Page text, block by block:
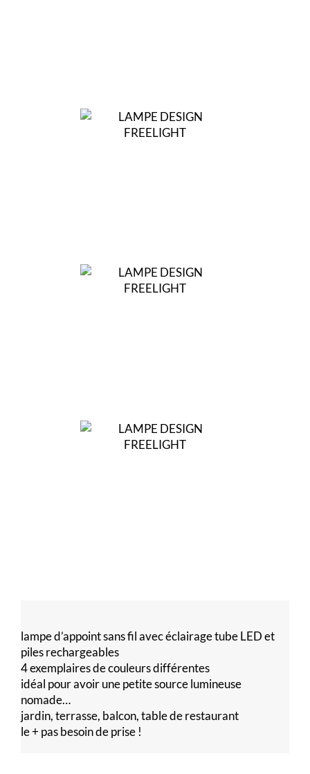
lampe d’appoint sans fil avec éclairage tube LED et
piles rechargeables
4 exemplaires de couleurs différentes
idéal pour avoir une petite source lumineuse
nomade…
jardin, terrasse, balcon, table de restaurant
le + pas besoin de prise !